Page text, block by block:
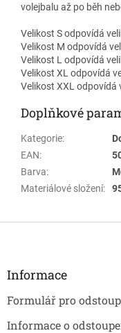
volejbalu až po běh
Velikost S odpovídá
Velikost M odpovídá
Velikost L odpovídá
Velikost XL odpovídá
Velikost XXL odpovídá
Doplňkové
Kategorie:
EAN:
Barva:
Materiálové složení:
Z
Informace
Formulář pro
Informace o